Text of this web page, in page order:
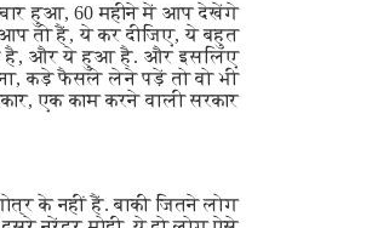
हुआ, 60 महीने में आप देखेंगे
तो हैं, ये कर दीजिए, ये बहुत
है, और ये हुआ है. और इसलिए
कड़े फैसले लेने पड़ें तो वो भी
एक काम करने वाली सरकार
के नहीं हैं. बाकी जितने लोग